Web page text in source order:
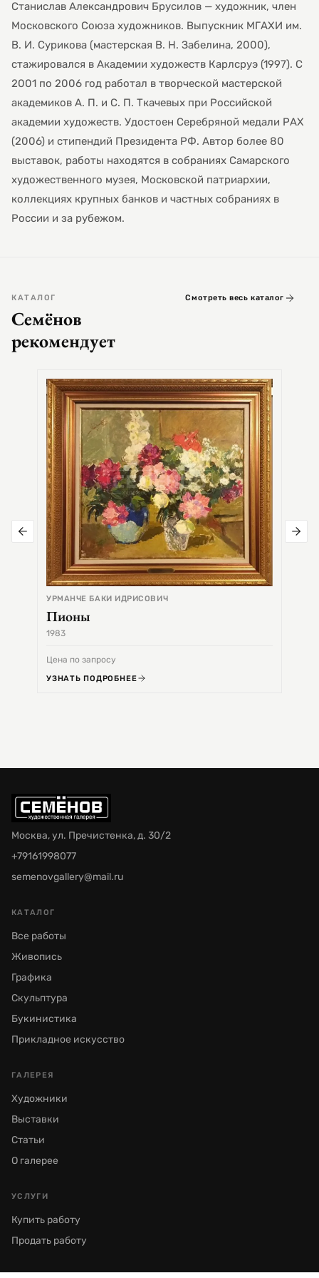
Станислав Александрович Брусилов — художник, член
Московского Союза художников. Выпускник МГАХИ им.
В. И. Сурикова (мастерская В. Н. Забелина, 2000),
стажировался в Академии художеств Карлсруэ (1997). С
2001 по 2006 год работал в творческой мастерской
академиков А. П. и С. П. Ткачевых при Российской
академии художеств. Удостоен Серебряной медали РАХ
(2006) и стипендий Президента РФ. Автор более 80
выставок, работы находятся в собраниях Самарского
художественного музея, Московской патриархии,
коллекциях крупных банков и частных собраниях в
России и за рубежом.
КАТАЛОГ
Семёнов
рекомендует
Смотреть весь каталог
УРМАНЧЕ БАКИ ИДРИСОВИЧ
Пионы
1983
Цена по запросу
УЗНАТЬ ПОДРОБНЕЕ
Москва, ул. Пречистенка, д. 30/2
+79161998077
semenovgallery@mail.ru
КАТАЛОГ
Все работы
Живопись
Графика
Скульптура
Букинистика
Прикладное искусство
ГАЛЕРЕЯ
Художники
Выставки
Статьи
О галерее
УСЛУГИ
Купить работу
Продать работу